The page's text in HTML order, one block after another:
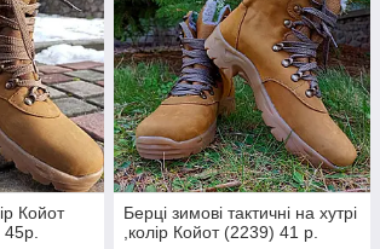
Койот
Берці зимові тактичні на хутрі
,колір Койот (2239) 41 р.